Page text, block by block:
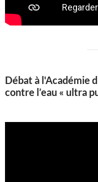
Débat à l'Académie
contre l’eau « ultra